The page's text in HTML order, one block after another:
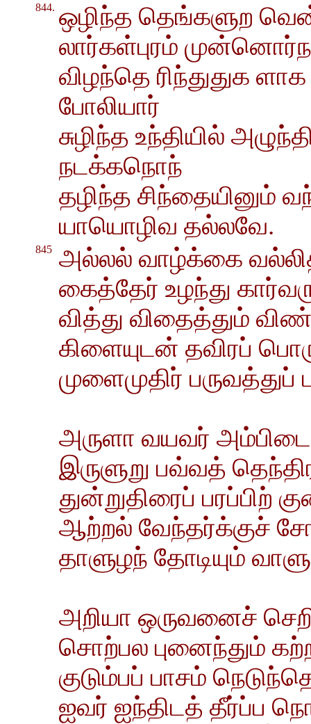
844. ஒழிந்த தெங்களுற
லார்கள்புரம்
விழந்தெ ரிந்துதுக
போலியார்
சுழிந்த உந்தியில்
நடக்கநொந்
தழிந்த சிந்தையினும்
யாயொழிவ தல்லவே.
845 அல்லல் வாழ்க்கை
கைத்தேர் உழந்து
வித்து விதைத்தும்
கிளையுடன் தவிரப்
முளைமுதிர்
அருளா வயவர் அம்பிடை
இருளுறு பவ்வத்
துன்றுதிரைப் பரப்பிற்
ஆற்றல் வேந்தர்க்குச்
தாளுழந் தோடியும்
அறியா ஒருவனைச்
சொற்பல புனைந்தும்
குடும்பப் பாசம்
ஐவர் ஐந்திடத் தீர்ப்ப